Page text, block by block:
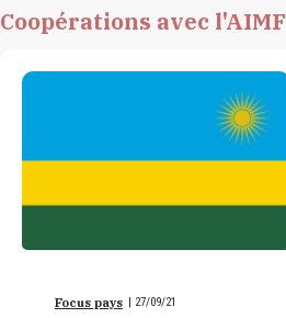
Coopérations avec l'AIMF
Focus pays 27/09/21